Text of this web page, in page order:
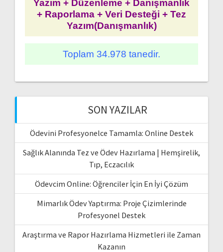
Yazım + Düzenleme + Danışmanlık
+ Raporlama + Veri Desteği + Tez
Yazım(Danışmanlık)
Toplam 34.978 tanedir.
SON YAZILAR
Ödevini Profesyonelce Tamamla: Online Destek
Sağlık Alanında Tez ve Ödev Hazırlama | Hemşirelik,
Tıp, Eczacılık
Ödevcim Online: Öğrenciler İçin En İyi Çözüm
Mimarlık Ödev Yaptırma: Proje Çizimlerinde
Profesyonel Destek
Araştırma ve Rapor Hazırlama Hizmetleri ile Zaman
Kazanın